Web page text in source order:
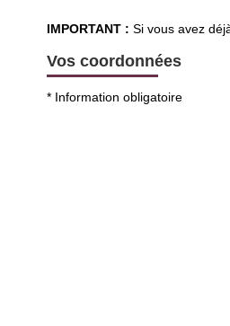
IMPORTANT : Si vous avez
Vos coordonnées
* Information obligatoire